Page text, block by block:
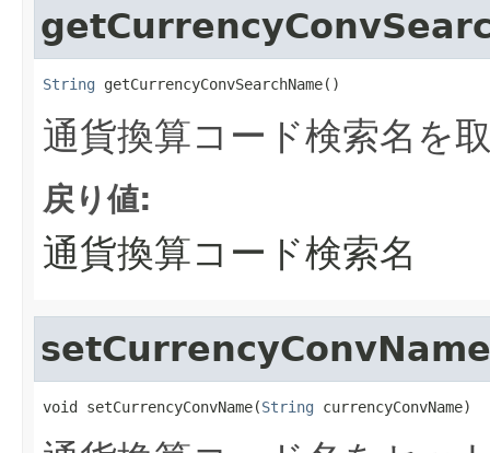
String getCurrencyConvSearchName()
通貨換算コード検索名を
戻り値:
通貨換算コード検索名
setCurrencyConvName
void setCurrencyConvName(String currencyConvName)